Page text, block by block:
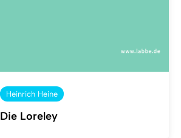
Heinrich Heine
Die Loreley